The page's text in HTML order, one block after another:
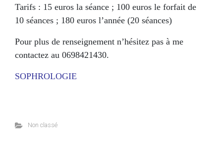
Tarifs : 15 euros la séance ; 100 euros le forfait de
10 séances ; 180 euros l’année (20 séances)
Pour plus de renseignement n’hésitez pas à me
contactez au 0698421430.
SOPHROLOGIE
Non classé